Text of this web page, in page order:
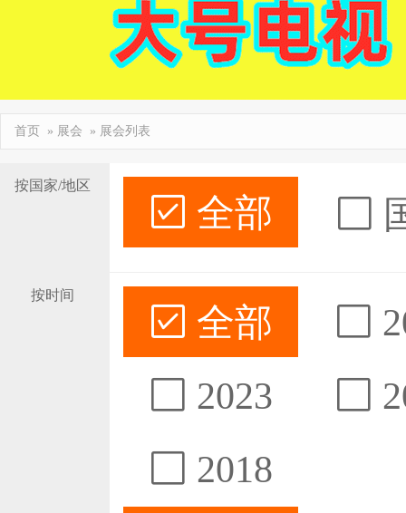
首页 » 展会 » 展会列表
按国家/地区
全部
按时间
全部
2023
2018